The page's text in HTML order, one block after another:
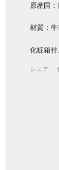
原産国：
材質：
化粧箱付
シェア